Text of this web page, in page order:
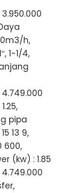
3.950.000
h,
1-1/4,
4.749.000
pipa
13 9,
600,
(kw) : 1.85
4.749.000